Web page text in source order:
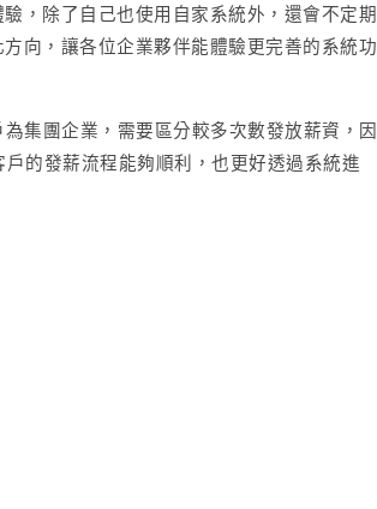
，除了自己也使用自家系統外，還會不定期
向，讓各位企業夥伴能體驗更完善的系統功
集團企業，需要區分較多次數發放薪資，因
的發薪流程能夠順利，也更好透過系統進